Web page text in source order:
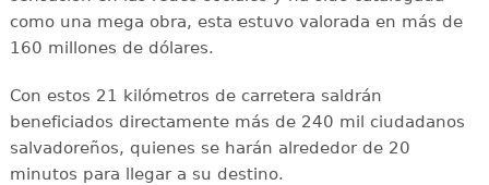
como una mega obra, esta estuvo valorada en más de
160 millones de dólares.
Con estos 21 kilómetros de carretera saldrán
beneficiados directamente más de 240 mil ciudadanos
salvadoreños, quienes se harán alrededor de 20
minutos para llegar a su destino.